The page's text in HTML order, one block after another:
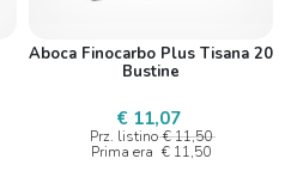
Aboca Finocarbo Plus Tisana 20
Bustine
€ 11,07
Prz. listino € 11,50
Prima era € 11,50